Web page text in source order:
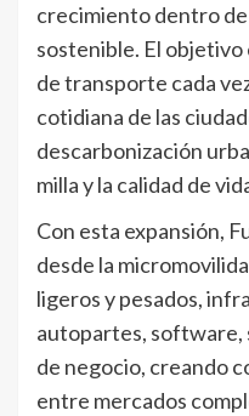
crecimiento dentro de
sostenible. El objetivo
de transporte cada
cotidiana de las
descarbonización
milla y la calidad de
Con esta expansión,
desde la
ligeros y pesados,
autopartes, software,
de negocio, creando
entre mercados